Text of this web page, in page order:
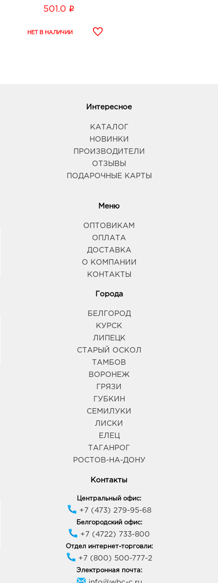
501.0 i
Интересное
КАТАЛОГ
НОВИНКИ
ПРОИЗВОДИТЕЛИ
ОТЗЫВЫ
ПОДАРОЧНЫЕ КАРТЫ
Меню
ОПТОВИКАМ
ОПЛАТА
ДОСТАВКА
О КОМПАНИИ
КОНТАКТЫ
Города
БЕЛГОРОД
КУРСК
ЛИПЕЦК
СТАРЫЙ ОСКОЛ
ТАМБОВ
ВОРОНЕЖ
ГРЯЗИ
ГУБКИН
СЕМИЛУКИ
ЛИСКИ
ЕЛЕЦ
ТАГАНРОГ
РОСТОВ-НА-ДОНУ
Контакты
Центральный офис:
+7 (473) 279-95-68
Белгородский офис:
+7 (4722) 733-800
Отдел интернет-торговли:
+7 (800) 500-777-2
Электронная почта: